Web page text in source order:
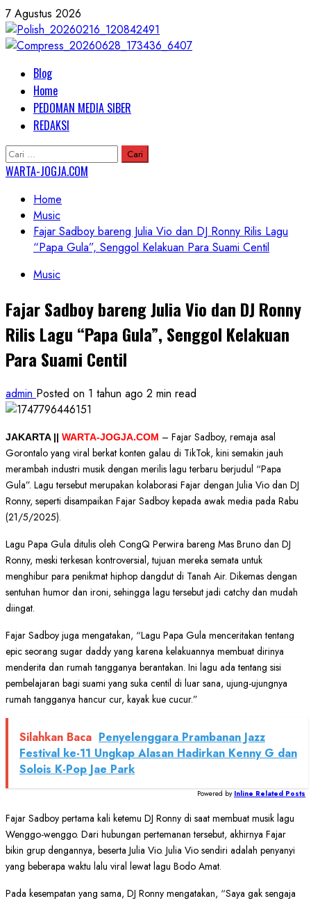
Skip
to
content
7 Agustus 2026
Primary
Menu
Blog
Home
PEDOMAN MEDIA SIBER
REDAKSI
Cari
untuk:
WARTA-JOGJA.COM
Home
Music
Fajar Sadboy bareng Julia Vio dan DJ Ronny Rilis Lagu
“Papa Gula”, Senggol Kelakuan Para Suami Centil
Music
Fajar Sadboy bareng Julia Vio dan DJ Ronny
Rilis Lagu “Papa Gula”, Senggol Kelakuan
Para Suami Centil
admin Posted on 1 tahun ago 2 min read
JAKARTA || WARTA-JOGJA.COM – Fajar Sadboy, remaja asal
Gorontalo yang viral berkat konten galau di TikTok, kini semakin jauh
merambah industri musik dengan merilis lagu terbaru berjudul “Papa
Gula”. Lagu tersebut merupakan kolaborasi Fajar dengan Julia Vio dan DJ
Ronny, seperti disampaikan Fajar Sadboy kepada awak media pada Rabu
(21/5/2025).
Lagu Papa Gula ditulis oleh CongQ Perwira bareng Mas Bruno dan DJ
Ronny, meski terkesan kontroversial, tujuan mereka semata untuk
menghibur para penikmat hiphop dangdut di Tanah Air. Dikemas dengan
sentuhan humor dan ironi, sehingga lagu tersebut jadi catchy dan mudah
diingat.
Fajar Sadboy juga mengatakan, “Lagu Papa Gula menceritakan tentang
epic seorang sugar daddy yang karena kelakuannya membuat dirinya
menderita dan rumah tangganya berantakan. Ini lagu ada tentang sisi
pembelajaran bagi suami yang suka centil di luar sana, ujung-ujungnya
rumah tangganya hancur cur, kayak kue cucur.”
Silahkan Baca Penyelenggara Prambanan Jazz
Festival ke-11 Ungkap Alasan Hadirkan Kenny G dan
Solois K-Pop Jae Park
Powered by Inline Related Posts
Fajar Sadboy pertama kali ketemu DJ Ronny di saat membuat musik lagu
Wenggo-wenggo. Dari hubungan pertemanan tersebut, akhirnya Fajar
bikin grup dengannya, beserta Julia Vio. Julia Vio sendiri adalah penyanyi
yang beberapa waktu lalu viral lewat lagu Bodo Amat.
Pada kesempatan yang sama, DJ Ronny mengatakan, “Saya gak sengaja